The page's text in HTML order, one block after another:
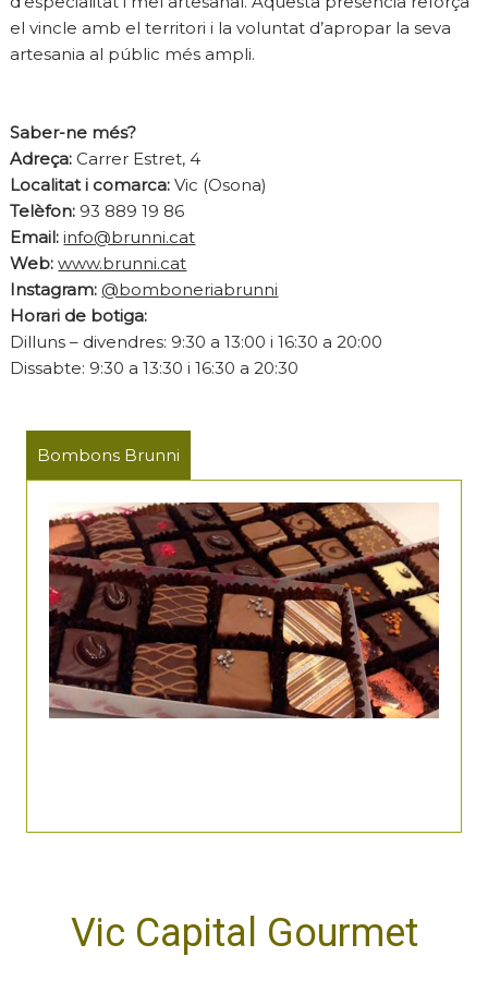
el vincle amb el territori i la voluntat d’apropar la seva
artesania al públic més ampli.
Saber-ne més?
Adreça: Carrer Estret, 4
Localitat i comarca: Vic (Osona)
Telèfon: 93 889 19 86
Email: info@brunni.cat
Web: www.brunni.cat
Instagram: @bomboneriabrunni
Horari de botiga:
Dilluns – divendres: 9:30 a 13:00 i 16:30 a 20:00
Dissabte: 9:30 a 13:30 i 16:30 a 20:30
Bombons Brunni
Vic Capital Gourmet